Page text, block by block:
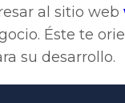
al sitio web
Éste te
su desarrollo.